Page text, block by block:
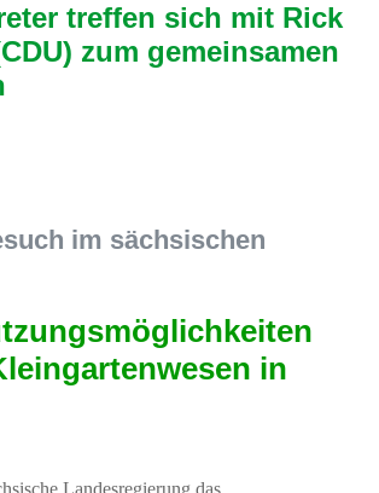
treffen sich mit Rick
zum gemeinsamen
im sächsischen
in
Landesregierung das